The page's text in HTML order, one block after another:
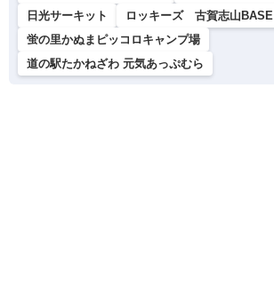
日光サーキット
ロッキーズ 古賀志山BASE
蛍の里かぬまピッコロキャンプ場
道の駅たかねざわ 元気あっぷむら